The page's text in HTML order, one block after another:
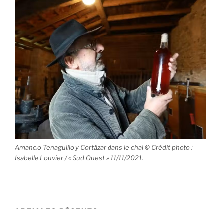
Amancio Tenaguillo y Cortázar dans le chai © Crédit photo :
Isabelle Louvier / « Sud Ouest » 11/11/2021.